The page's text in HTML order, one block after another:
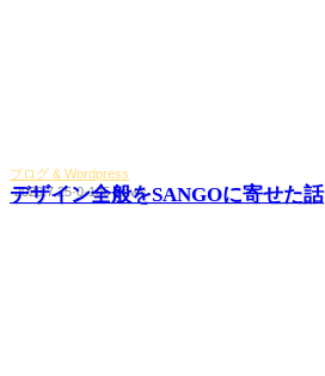
ブログ & Wordpress
·2020.7.25·0·105 views
デザイン全般をSANGOに寄せた話